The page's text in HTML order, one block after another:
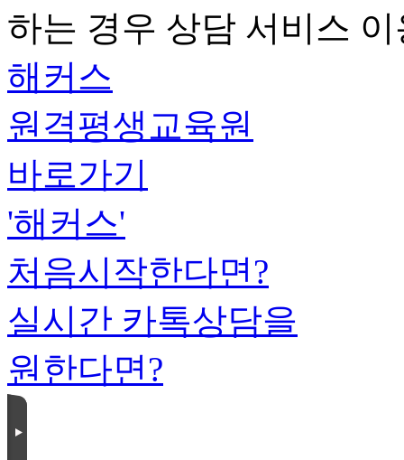
하는 경우 상담 서비스
해커스
원격평생교육원
바로가기
'해커스'
처음시작한다면?
실시간 카톡상담을
원한다면?